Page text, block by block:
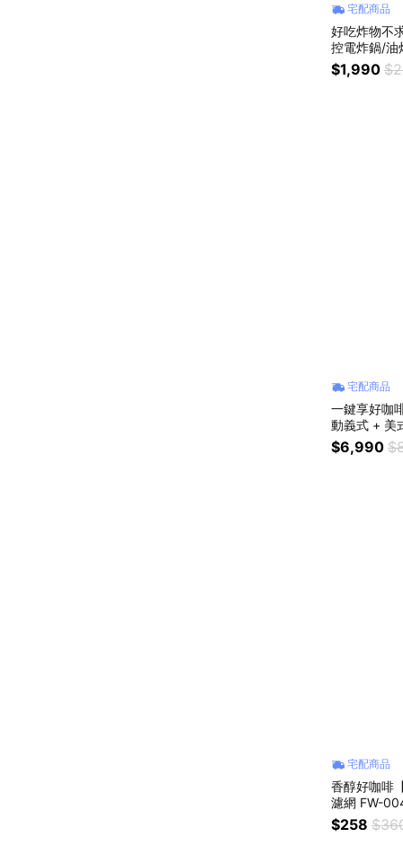
宅配商品
好吃炸物不
控電炸鍋/油
味 薯條 雞塊
$1,990
宅配商品
一鍵享好咖
動義式 + 美
生日禮 居家
輕鬆享好咖
$6,990
宅配商品
香醇好咖啡
濾網 FW-
用各種機型
$258